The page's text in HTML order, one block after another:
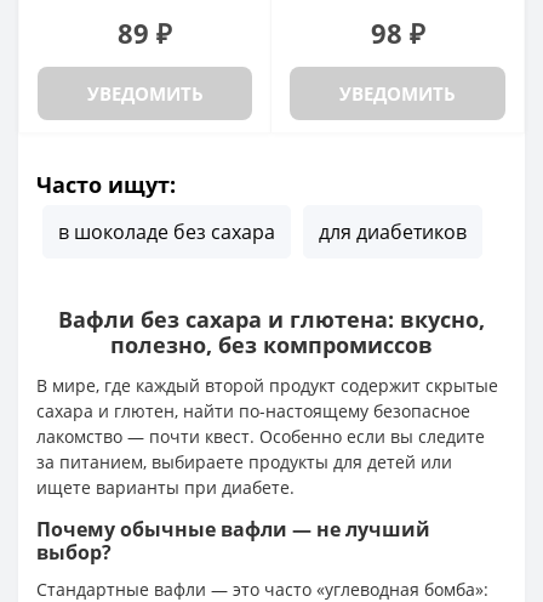
89 ₽
УВЕДОМИТЬ
98 ₽
УВЕДОМИТЬ
Часто ищут:
в шоколаде без сахара для диабетиков
Вафли без сахара и глютена: вкусно,
полезно, без компромиссов
В мире, где каждый второй продукт содержит скрытые
сахара и глютен, найти по-настоящему безопасное
лакомство — почти квест. Особенно если вы следите
за питанием, выбираете продукты для детей или
ищете варианты при диабете.
Почему обычные вафли — не лучший
выбор?
Стандартные вафли — это часто «углеводная бомба»: